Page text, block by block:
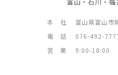
本 社
富山県富山市
電 話
076-492-
営 業
9:00-18:00